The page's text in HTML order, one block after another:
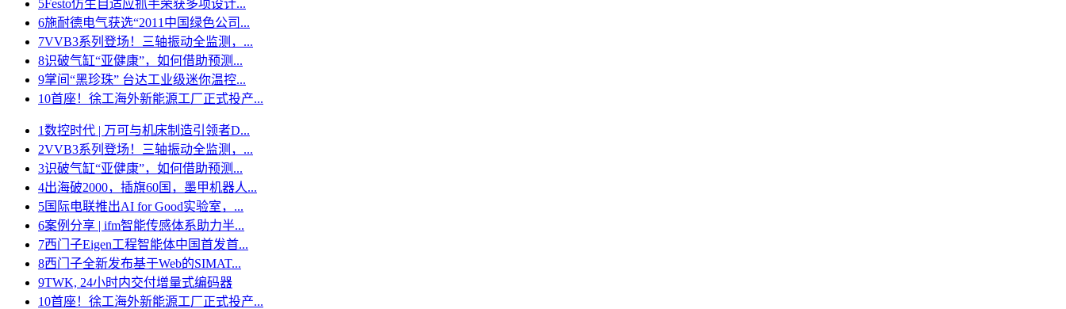
5Festo仿生自适应抓手荣获多项设计...
6施耐德电气获选“2011中国绿色公司...
7VVB3系列登场！三轴振动全监测，...
8识破气缸“亚健康”，如何借助预测...
9掌间“黑珍珠” 台达工业级迷你温控...
10首座！徐工海外新能源工厂正式投产...
1数控时代 | 万可与机床制造引领者D...
2VVB3系列登场！三轴振动全监测，...
3识破气缸“亚健康”，如何借助预测...
4出海破2000，插旗60国，墨甲机器人...
5国际电联推出AI for Good实验室，...
6案例分享 | ifm智能传感体系助力半...
7西门子Eigen工程智能体中国首发首...
8西门子全新发布基于Web的SIMAT...
9TWK, 24小时内交付增量式编码器
10首座！徐工海外新能源工厂正式投产...